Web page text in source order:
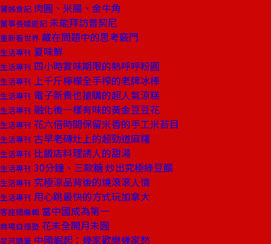
饕姊食記 肉圓、米腸、金牛角
董事長嬉遊記 未能拜訪普契尼
重新看世界 藏在問題中的思考竅門
生活專刊 夏味鮮
生活專刊 四小時賞味期限的熱呼呼粉圓
生活專刊 上千斤檸檬全手榨的老牌冰棒
生活專刊 電子新貴也搶購的超人氣涼糕
生活專刊 融化後一樣有味的黃金豆豆花
生活專刊 花六倍時間保留米香的手工米苔目
生活專刊 古早老磚灶上的超勁道麻糬
生活專刊 比飯店料理誘人的甜湯
生活專刊 30分鐘、三款糖 炒出究極綠豆饌
生活專刊 究極涼品背後的燒滾滾人情
生活專刊 用心跳最快的方式玩加拿大
客座總編輯 當中國成為第一
商場自慢塾 花未全開月未圓
星河隨筆 中國崛起：幾家歡樂幾家愁